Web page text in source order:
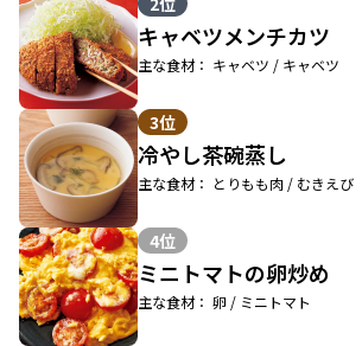
キャベツメンチカツ
主な食材： キャベツ / キャベツ
3位
冷やし茶碗蒸し
主な食材： とりもも肉 / むきえび
4位
ミニトマトの卵炒め
主な食材： 卵 / ミニトマト